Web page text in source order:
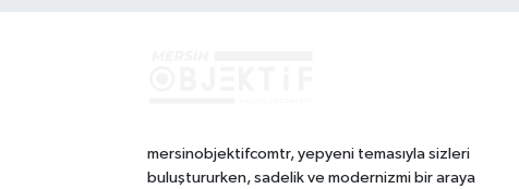
mersinobjektifcomtr, yepyeni temasıyla sizleri
buluştururken, sadelik ve modernizmi bir araya